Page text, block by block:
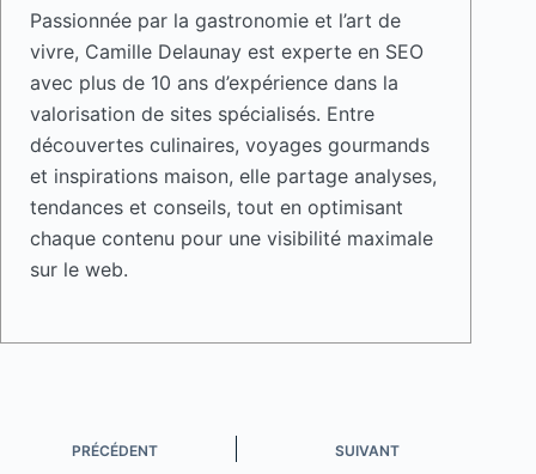
Passionnée par la gastronomie et l’art de
vivre, Camille Delaunay est experte en SEO
avec plus de 10 ans d’expérience dans la
valorisation de sites spécialisés. Entre
découvertes culinaires, voyages gourmands
et inspirations maison, elle partage analyses,
tendances et conseils, tout en optimisant
chaque contenu pour une visibilité maximale
sur le web.
PRÉCÉDENT SUIVANT